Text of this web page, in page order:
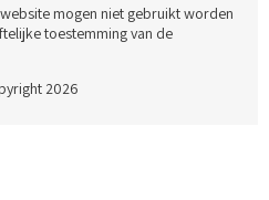
mogen niet gebruikt worden
toestemming van de
2026